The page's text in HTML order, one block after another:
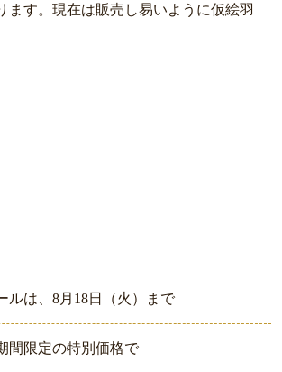
ます。現在は販売し易いように仮絵羽
ルは、8月18日（火）まで
間限定の特別価格で